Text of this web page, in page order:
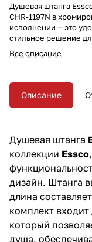
Душевая штанга
CHR-1197N в
исполнении — это
стильное решение
душевой зоны. Штанга
диаметром 19 мм и
душевой лейки.
продукт уже сегодня
функциональность и
Все описание
Описание
Душевая штанга
коллекции Essco
дизайн. Штанга
длина
комплект
который
душа,